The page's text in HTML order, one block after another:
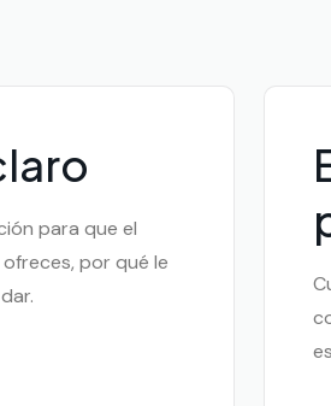
para que el
por qué le